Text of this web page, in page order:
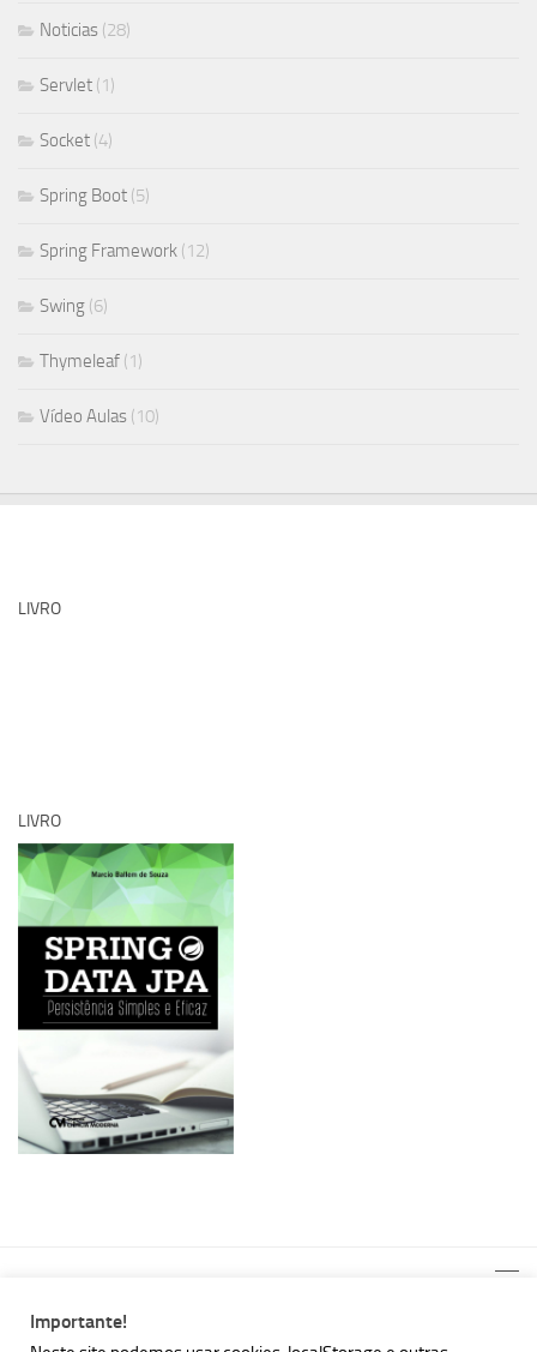
Noticias (28)
Servlet (1)
Socket (4)
Spring Boot (5)
Spring Framework (12)
Swing (6)
Thymeleaf (1)
Vídeo Aulas (10)
LIVRO
LIVRO
Importante!